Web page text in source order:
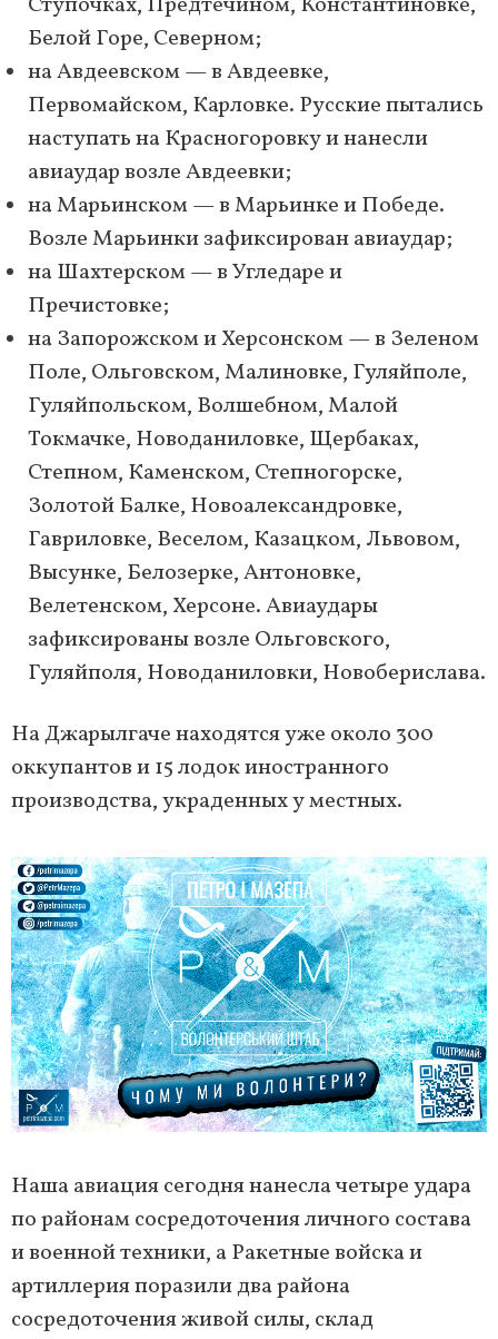
Белой Горе, Северном;
на Авдеевском — в Авдеевке,
Первомайском, Карловке. Русские пытались
наступать на Красногоровку и нанесли
авиаудар возле Авдеевки;
на Марьинском — в Марьинке и Победе.
Возле Марьинки зафиксирован авиаудар;
на Шахтерском — в Угледаре и
Пречистовке;
на Запорожском и Херсонском — в Зеленом
Поле, Ольговском, Малиновке, Гуляйполе,
Гуляйпольском, Волшебном, Малой
Токмачке, Новоданиловке, Щербаках,
Степном, Каменском, Степногорске,
Золотой Балке, Новоалександровке,
Гавриловке, Веселом, Казацком, Львовом,
Высунке, Белозерке, Антоновке,
Велетенском, Херсоне. Авиаудары
зафиксированы возле Ольговского,
Гуляйполя, Новоданиловки, Новоберислава.
На Джарылгаче находятся уже около 300
оккупантов и 15 лодок иностранного
производства, украденных у местных.
Наша авиация сегодня нанесла четыре удара
по районам сосредоточения личного состава
и военной техники, а Ракетные войска и
артиллерия поразили два района
сосредоточения живой силы, склад